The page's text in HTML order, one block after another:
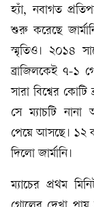
হ্যাঁ, নবাগত
শুরু করেছে
স্মৃতিও। ২০১৪
ব্রাজিলকেই ৭-১
সারা বিশ্বের কোটি
সে ম্যাচটি
পেয়ে আসছে। ১২
দিলো জার্মানি।
ম্যাচের প্রথম